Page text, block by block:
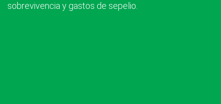
sobrevivencia y gastos de sepelio.